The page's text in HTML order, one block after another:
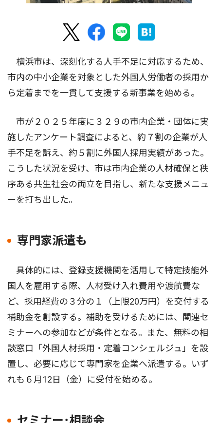
横浜市は、深刻化する人手不足に対応するため、
市内の中小企業を対象とした外国人労働者の採用か
ら定着までを一貫して支援する新事業を始める。
市が２０２５年度に３２９の市内企業・団体に実
施したアンケート調査によると、約７割の企業が人
手不足を訴え、約５割に外国人採用実績があった。
こうした状況を受け、市は市内企業の人材確保と秩
序ある共生社会の両立を目指し、新たな支援メニュ
ーを打ち出した。
専門家派遣も
具体的には、登録支援機関を活用して特定技能外
国人を雇用する際、人材受け入れ費用や渡航費な
ど、採用経費の３分の１（上限20万円）を交付する
補助金を創設する。補助を受けるためには、関連セ
ミナーへの参加などが条件となる。また、無料の相
談窓口「外国人材採用・定着コンシェルジュ」を設
置し、必要に応じて専門家を企業へ派遣する。いず
れも６月12日（金）に受付を始める。